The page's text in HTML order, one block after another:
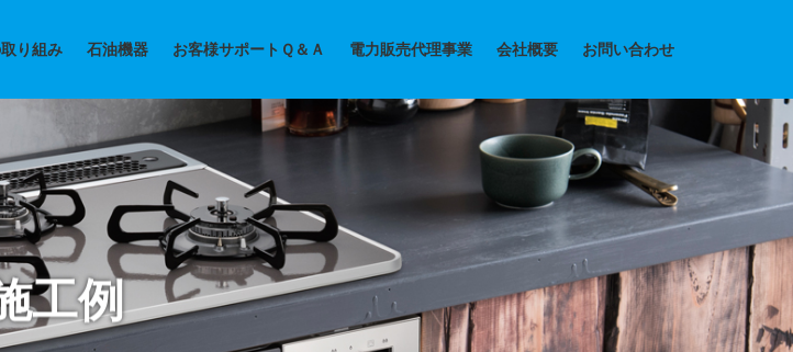
り組み 石油機器 お客様サポートＱ＆Ａ 電力販売代理事業 会社概要 お問い合わせ
工例